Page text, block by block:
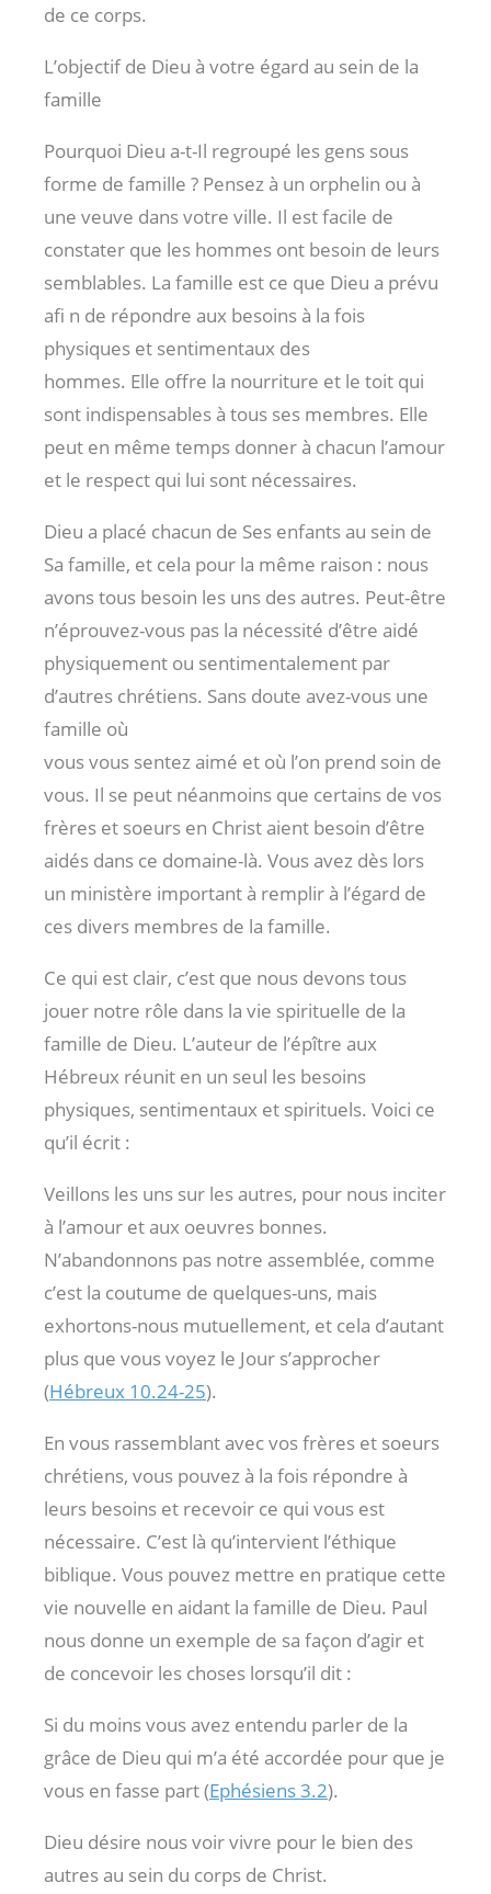
de ce corps.
L’objectif de Dieu à votre égard au sein de la
famille
Pourquoi Dieu a-t-Il regroupé les gens sous
forme de famille ? Pensez à un orphelin ou à
une veuve dans votre ville. Il est facile de
constater que les hommes ont besoin de leurs
semblables. La famille est ce que Dieu a prévu
afi n de répondre aux besoins à la fois
physiques et sentimentaux des
hommes. Elle offre la nourriture et le toit qui
sont indispensables à tous ses membres. Elle
peut en même temps donner à chacun l’amour
et le respect qui lui sont nécessaires.
Dieu a placé chacun de Ses enfants au sein de
Sa famille, et cela pour la même raison : nous
avons tous besoin les uns des autres. Peut-être
n’éprouvez-vous pas la nécessité d’être aidé
physiquement ou sentimentalement par
d’autres chrétiens. Sans doute avez-vous une
famille où
vous vous sentez aimé et où l’on prend soin de
vous. Il se peut néanmoins que certains de vos
frères et soeurs en Christ aient besoin d’être
aidés dans ce domaine-là. Vous avez dès lors
un ministère important à remplir à l’égard de
ces divers membres de la famille.
Ce qui est clair, c’est que nous devons tous
jouer notre rôle dans la vie spirituelle de la
famille de Dieu. L’auteur de l’épître aux
Hébreux réunit en un seul les besoins
physiques, sentimentaux et spirituels. Voici ce
qu’il écrit :
Veillons les uns sur les autres, pour nous inciter
à l’amour et aux oeuvres bonnes.
N’abandonnons pas notre assemblée, comme
c’est la coutume de quelques-uns, mais
exhortons-nous mutuellement, et cela d’autant
plus que vous voyez le Jour s’approcher
(Hébreux 10.24-25).
En vous rassemblant avec vos frères et soeurs
chrétiens, vous pouvez à la fois répondre à
leurs besoins et recevoir ce qui vous est
nécessaire. C’est là qu’intervient l’éthique
biblique. Vous pouvez mettre en pratique cette
vie nouvelle en aidant la famille de Dieu. Paul
nous donne un exemple de sa façon d’agir et
de concevoir les choses lorsqu’il dit :
Si du moins vous avez entendu parler de la
grâce de Dieu qui m’a été accordée pour que je
vous en fasse part (Ephésiens 3.2).
Dieu désire nous voir vivre pour le bien des
autres au sein du corps de Christ.